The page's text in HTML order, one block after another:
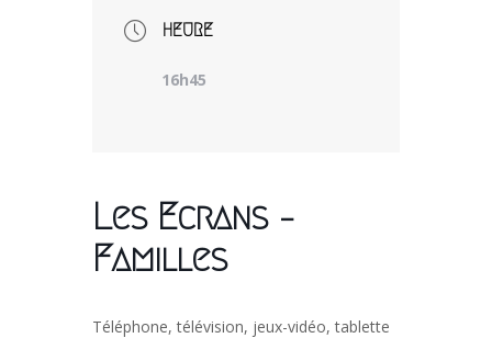
HEURE
16h45
Les Ecrans –
Familles
Téléphone, télévision, jeux-vidéo, tablette